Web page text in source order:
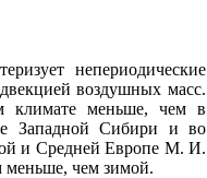
непериодические
воздушных масс.
климате меньше, чем в
Западной Сибири и во
и Средней Европе М. И.
чем зимой.